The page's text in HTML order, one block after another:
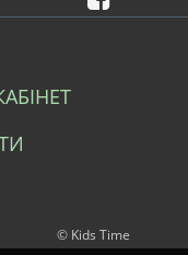
© Kids Time